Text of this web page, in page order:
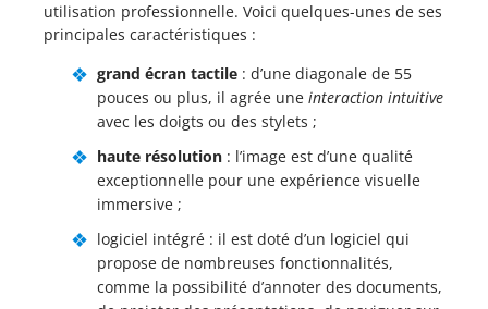
utilisation professionnelle. Voici quelques-unes de ses
principales caractéristiques :
grand écran tactile : d’une diagonale de 55
pouces ou plus, il agrée une interaction intuitive
avec les doigts ou des stylets ;
haute résolution : l’image est d’une qualité
exceptionnelle pour une expérience visuelle
immersive ;
logiciel intégré : il est doté d’un logiciel qui
propose de nombreuses fonctionnalités,
comme la possibilité d’annoter des documents,